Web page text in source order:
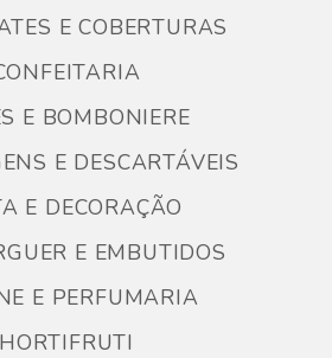
E COBERTURAS
E BOMBONIERE
E DESCARTÁVEIS
E DECORAÇÃO
E EMBUTIDOS
E PERFUMARIA
HORTIFRUTI